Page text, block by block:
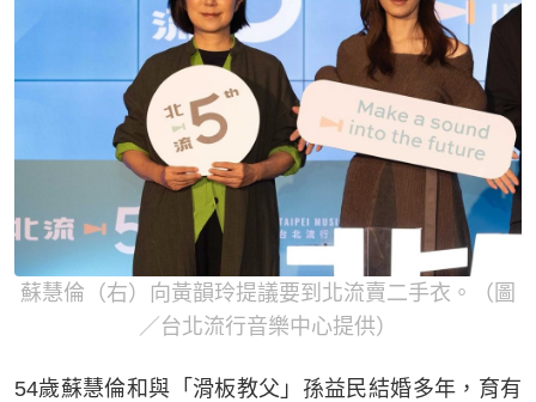
蘇慧倫（右）向黃韻玲提議要到北流賣二手衣。（圖
／台北流行音樂中心提供）
54歲蘇慧倫和與「滑板教父」孫益民結婚多年，育有